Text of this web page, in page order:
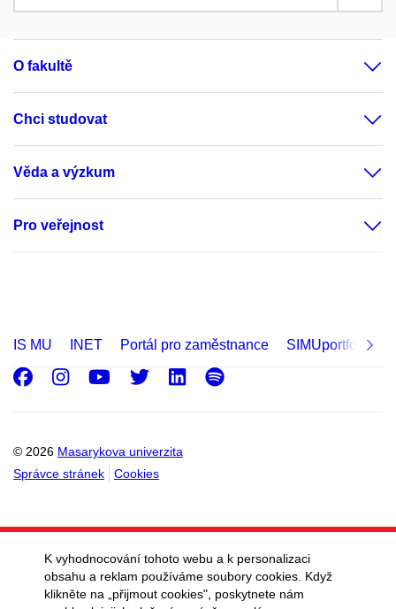
O fakultě
Chci studovat
Věda a výzkum
Pro veřejnost
IS MU INET Portál pro zaměstnance SIMUportfolio
© 2026 Masarykova univerzita
Správce stránek
Cookies
Facebook
Instagram
Youtube
Twitter
LinkedIn
Spotify
K vyhodnocování tohoto webu a k personalizaci
obsahu a reklam používáme soubory cookies. Když
klikněte na „přijmout cookies", poskytnete nám